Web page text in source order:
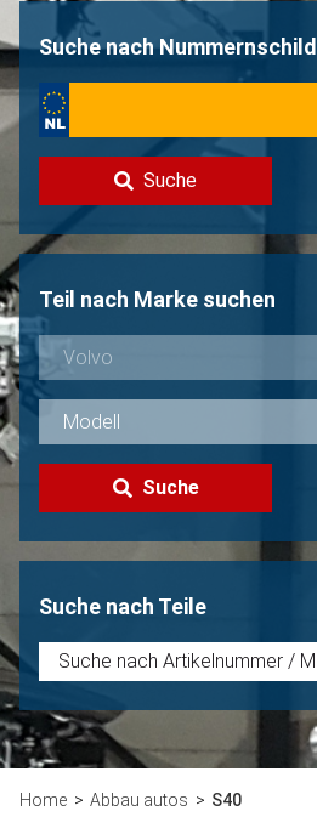
Suche nach Nummernschild
Suche
Teil nach Marke suchen
Suche
Suche nach Teile
Home Abbau autos S40